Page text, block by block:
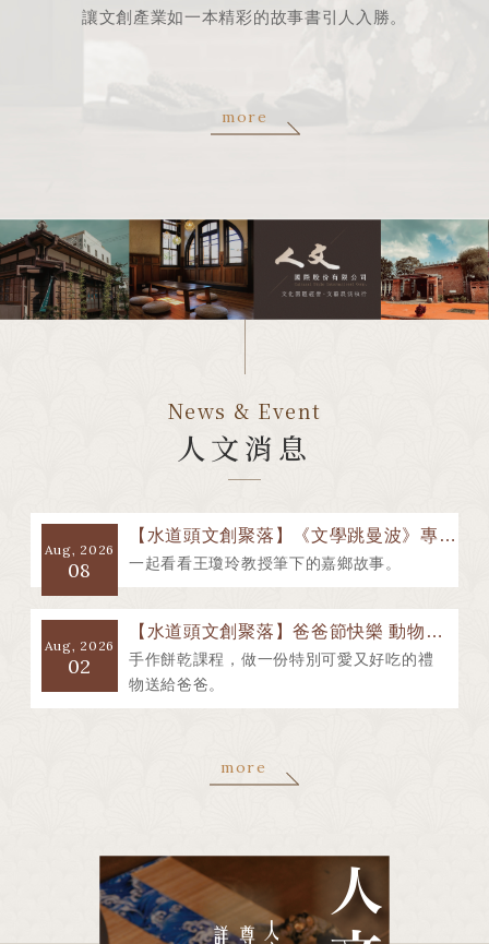
讓文創產業如一本精彩的故事書引人入勝。
more
News & Event
人文消息
Aug, 2026
08
【水道頭文創聚落】《文學跳曼波》專輯拍攝
一起看看王瓊玲教授筆下的嘉鄉故事。
Aug, 2026
02
【水道頭文創聚落】爸爸節快樂 動物好朋友手作餅乾課程
手作餅乾課程，做一份特別可愛又好吃的禮
物送給爸爸。
more